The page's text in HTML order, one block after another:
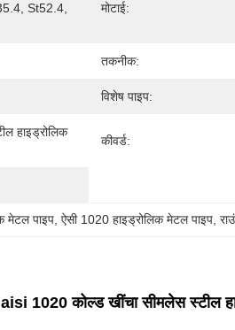
St52.4,
मोटाई:
तकनीक:
विशेष पाइप:
हाइड्रोलिक
कीवर्ड:
मेटल पाइप , ऐसी 1020 हाइड्रोलिक मेटल पाइप ,
1020 कोल्ड खींचा सीमलेस स्टील